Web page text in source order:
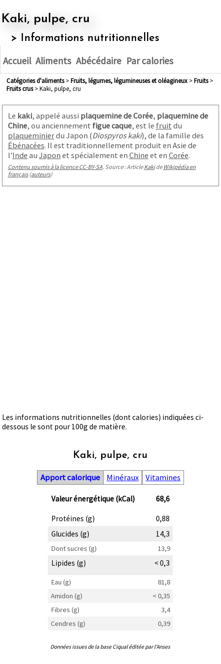
Kaki, pulpe, cru
> Informations nutritionnelles
Accueil Aliments Abécédaire Par calories
Catégories d'aliments> fruits, légumes, légumineuses et oléagineux> fruits>
fruits crus> Kaki, pulpe, cru
Le kaki, appelé aussi plaquemine de Corée, plaquemine de
Chine, ou anciennement figue caque, est le fruit du
plaqueminierdu Japon (Diospyros kaki), de la famille des
Ébénacées. Il est traditionnellement produit en Asie de
l'Inde au Japon et spécialement en Chine et en Corée.
Contenu soumis à la licence CC-BY-SA. Source : ArticleKakide Wikipédia en
français(auteurs)
Les informations nutritionnelles (dont calories) indiquées ci-
dessous le sont pour 100g de matière.
Kaki, pulpe, cru
Apport calorique Minéraux Vitamines
Valeur énergétique (kCal) 68,6
Protéines (g)
0,88
Glucides (g)
14,3
Dont sucres (g) 13,9
Lipides (g) < 0,3
Eau (g)
81,8
Amidon (g)
< 0,35
Fibres (g)
3,4
Cendres (g)
0,39
Données issues de la base Ciqual éditée par l'Anses